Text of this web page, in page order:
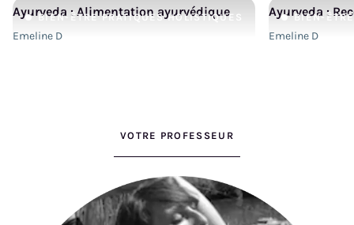
BIEN-ÊTRE PRATIQUES HOLISTIQUES
Ayurveda : Alimentation ayurvédique
Emeline D
BIEN-ÊTRE
Ayurveda :
Emeline D
VOTRE PROFESSEUR